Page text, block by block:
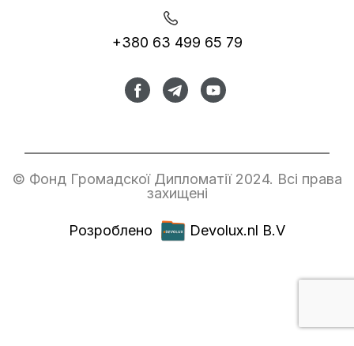
+380 63 499 65 79
Розроблено Devolux.nl B.V
© Фонд Громадскої Дипломатії 2024. Всі права
захищені